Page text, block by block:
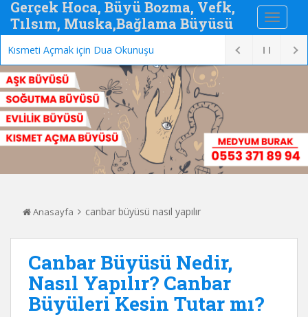
Gerçek Hoca, Büyü Bozma, Vefk,
Tılsım, Muska,Bağlama Büyüsü
Kısmeti Açmak için Dua Okunuşu
Anasayfa canbar büyüsü nasıl yapılır
Canbar Büyüsü Nedir,
Nasıl Yapılır? Canbar
Büyüleri Kesin Tutar mı?